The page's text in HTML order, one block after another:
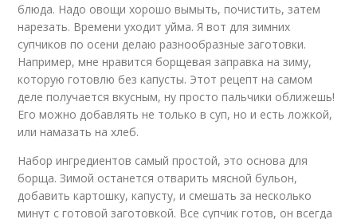
блюда. Надо овощи хорошо вымыть, почистить, затем
нарезать. Времени уходит уйма. Я вот для зимних
супчиков по осени делаю разнообразные заготовки.
Например, мне нравится борщевая заправка на зиму,
которую готовлю без капусты. Этот рецепт на самом
деле получается вкусным, ну просто пальчики оближешь!
Его можно добавлять не только в суп, но и есть ложкой,
или намазать на хлеб.
Набор ингредиентов самый простой, это основа для
борща. Зимой останется отварить мясной бульон,
добавить картошку, капусту, и смешать за несколько
минут с готовой заготовкой. Все супчик готов, он всегда